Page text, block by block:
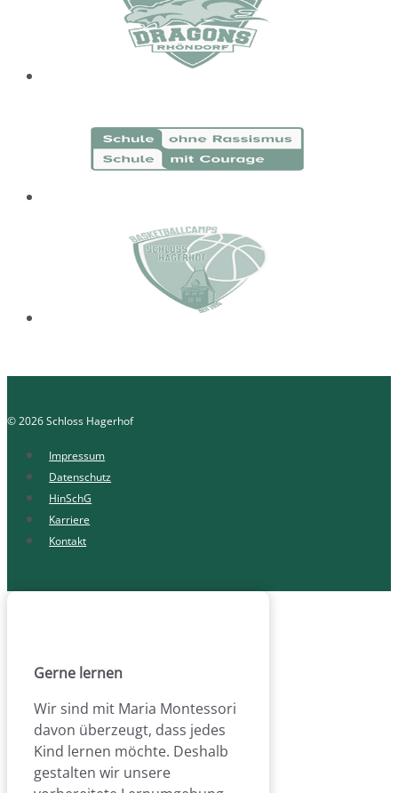
© 2026 Schloss Hagerhof
Impressum
Datenschutz
HinSchG
Karriere
Kontakt
Gerne lernen
Wir sind mit Maria Montessori
davon überzeugt, dass jedes
Kind lernen möchte. Deshalb
gestalten wir unsere